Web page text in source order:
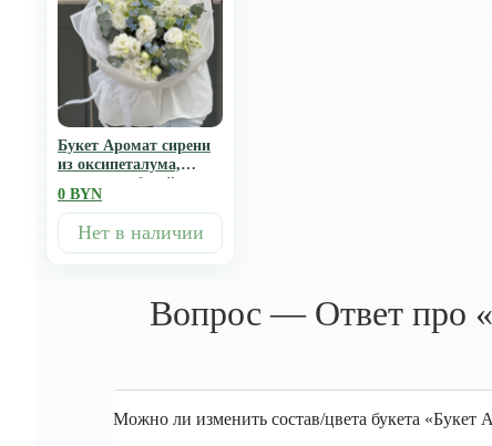
Букет Аромат сирени
из оксипеталума,
эустомы и белой
сирени
0 BYN
Нет в наличии
Вопрос — Ответ про
Можно ли изменить состав/цвета букета «Букет